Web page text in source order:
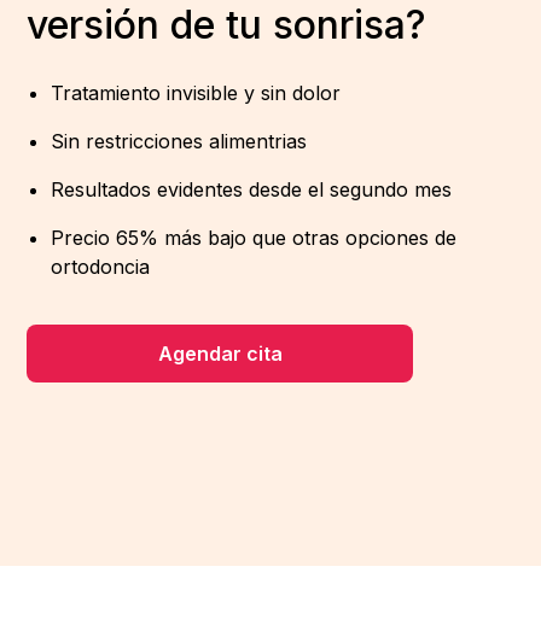
versión de tu sonrisa?
Tratamiento invisible y sin dolor
Sin restricciones alimentrias
Resultados evidentes desde el segundo mes
Precio 65% más bajo que otras opciones de
ortodoncia
Agendar cita